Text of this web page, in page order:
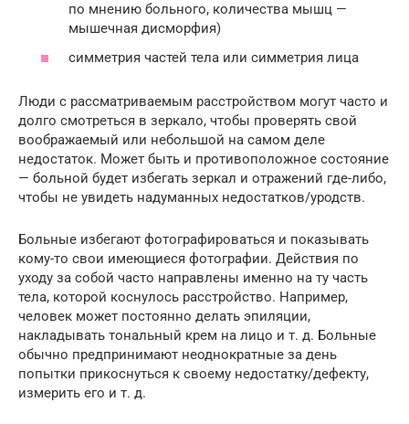
по мнению больного, количества мышц —
мышечная дисморфия)
симметрия частей тела или симметрия лица
Люди с рассматриваемым расстройством могут часто и
долго смотреться в зеркало, чтобы проверять свой
воображаемый или небольшой на самом деле
недостаток. Может быть и противоположное состояние
— больной будет избегать зеркал и отражений где-либо,
чтобы не увидеть надуманных недостатков/уродств.
Больные избегают фотографироваться и показывать
кому-то свои имеющиеся фотографии. Действия по
уходу за собой часто направлены именно на ту часть
тела, которой коснулось расстройство. Например,
человек может постоянно делать эпиляции,
накладывать тональный крем на лицо и т. д. Больные
обычно предпринимают неоднократные за день
попытки прикоснуться к своему недостатку/дефекту,
измерить его и т. д.